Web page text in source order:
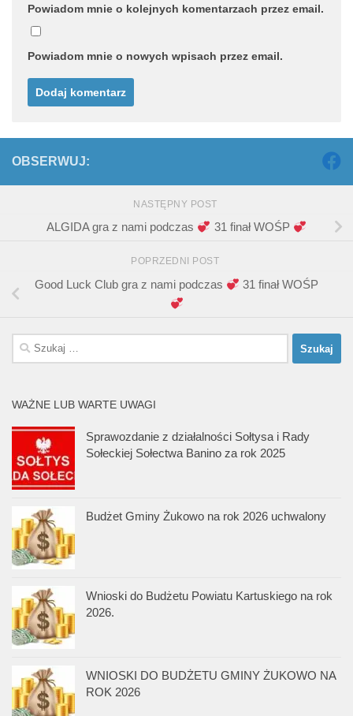
Powiadom mnie o kolejnych komentarzach przez email.
Powiadom mnie o nowych wpisach przez email.
OBSERWUJ:
NASTĘPNY POST
ALGIDA gra z nami podczas 31 finał WOŚP
POPRZEDNI POST
Good Luck Club gra z nami podczas 31 finał WOŚP
Szukaj:
WAŻNE LUB WARTE UWAGI
Sprawozdanie z działalności Sołtysa i Rady
Sołeckiej Sołectwa Banino za rok 2025
Budżet Gminy Żukowo na rok 2026 uchwalony
Wnioski do Budżetu Powiatu Kartuskiego na rok
2026.
WNIOSKI DO BUDŻETU GMINY ŻUKOWO NA
ROK 2026